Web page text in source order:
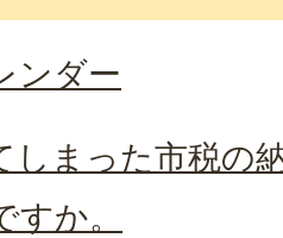
ンダー
しまった市税の
か。